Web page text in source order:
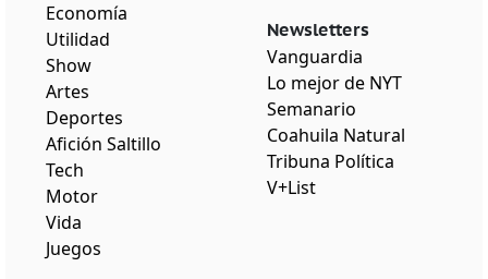
Economía
Utilidad
Show
Artes
Deportes
Afición Saltillo
Tech
Motor
Vida
Juegos
Newsletters
Vanguardia
Lo mejor de NYT
Semanario
Coahuila Natural
Tribuna Política
V+List